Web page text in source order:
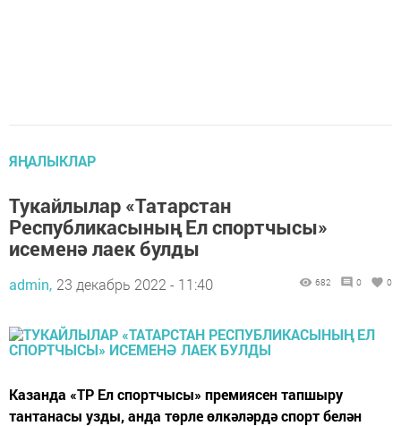
ЯҢАЛЫКЛАР
Тукайлылар «Татарстан
Республикасының Ел спортчысы»
исеменә лаек булды
admin, 23 декабрь 2022 - 11:40 682 0 0
Казанда «ТР Ел спортчысы» премиясен тапшыру
тантанасы узды, анда төрле өлкәләрдә спорт белән